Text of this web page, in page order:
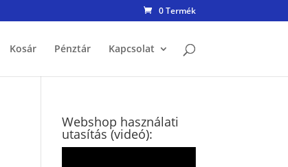
0 Termék
Kosár Pénztár Kapcsolat
Webshop használati
utasítás (videó):